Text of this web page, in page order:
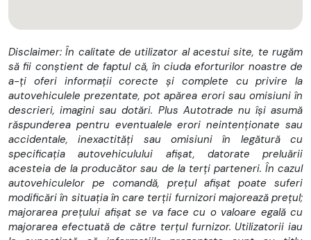
Disclaimer: În calitate de utilizator al acestui site, te rugăm
să fii conștient de faptul că, în ciuda eforturilor noastre de
a-ți oferi informații corecte și complete cu privire la
autovehiculele prezentate, pot apărea erori sau omisiuni în
descrieri, imagini sau dotări. Plus Autotrade nu își asumă
răspunderea pentru eventualele erori neintenționate sau
accidentale, inexactități sau omisiuni în legătură cu
specificația autovehiculului afișat, datorate preluării
acesteia de la producător sau de la terți parteneri. În cazul
autovehiculelor pe comandă, prețul afișat poate suferi
modificări în situația în care terții furnizori majorează prețul;
majorarea prețului afișat se va face cu o valoare egală cu
majorarea efectuată de către terțul furnizor. Utilizatorii iau